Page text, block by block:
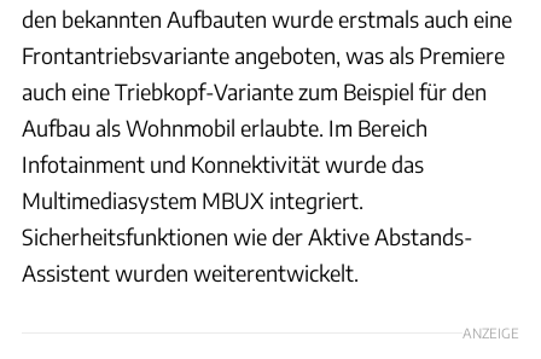
den bekannten Aufbauten wurde erstmals auch eine
Frontantriebsvariante angeboten, was als Premiere
auch eine Triebkopf-Variante zum Beispiel für den
Aufbau als Wohnmobil erlaubte. Im Bereich
Infotainment und Konnektivität wurde das
Multimediasystem MBUX integriert.
Sicherheitsfunktionen wie der Aktive Abstands-
Assistent wurden weiterentwickelt.
ANZEIGE